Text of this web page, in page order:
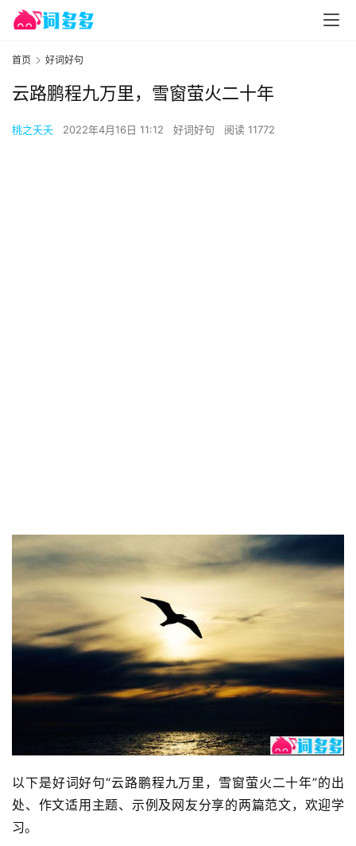
首页 好词好句
云路鹏程九万里，雪窗萤火二十年
桃之夭夭 2022年4月16日 11:12 好词好句 阅读 11772
以下是好词好句“云路鹏程九万里，雪窗萤火二十年”的出
处、作文适用主题、示例及网友分享的两篇范文，欢迎学
习。